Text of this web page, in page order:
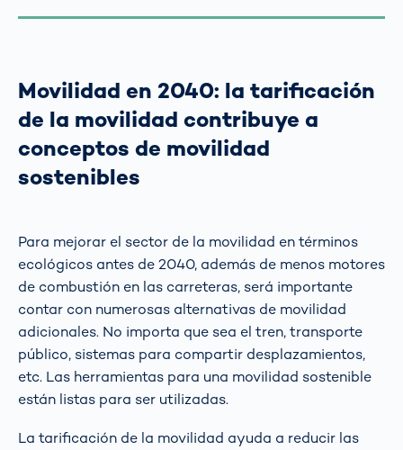
Movilidad en 2040: la tarificación
de la movilidad contribuye a
conceptos de movilidad
sostenibles
Para mejorar el sector de la movilidad en términos
ecológicos antes de 2040, además de menos motores
de combustión en las carreteras, será importante
contar con numerosas alternativas de movilidad
adicionales. No importa que sea el tren, transporte
público, sistemas para compartir desplazamientos,
etc. Las herramientas para una movilidad sostenible
están listas para ser utilizadas.
La tarificación de la movilidad ayuda a reducir las